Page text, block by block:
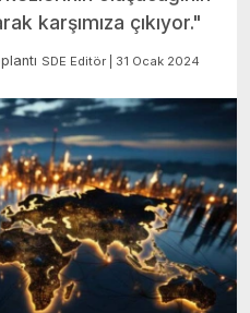
karşımıza çıkıyor."
SDE Editör | 31 Ocak 2024